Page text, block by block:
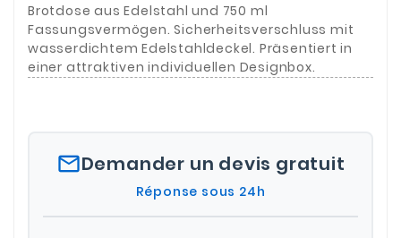
Brotdose aus Edelstahl und 750 ml
Fassungsvermögen. Sicherheitsverschluss mit
wasserdichtem Edelstahldeckel. Präsentiert in
einer attraktiven individuellen Designbox.
mail_outlineDemander un devis gratuit
Réponse sous 24h